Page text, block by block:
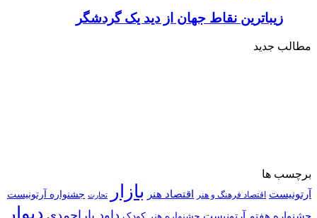
زیباترین نقاط جهان از دید یک گردشگر
مطالب جدید
برچسب ها
آرتونیست اقتصاد فرهنگ و هنر اقتصاد هنر بازار تحارت جشنواره آرتونیست
جشنواره هفتم آرتونیست داود یاراحمدی دیوار